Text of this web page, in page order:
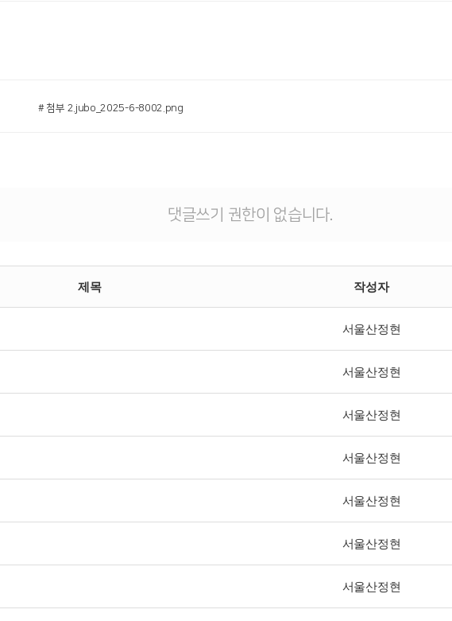
# 첨부 2.jubo_2025-6-8002.png
댓글쓰기 권한이 없습니다.
제목 작성자
서울산정현
서울산정현
서울산정현
서울산정현
서울산정현
서울산정현
서울산정현